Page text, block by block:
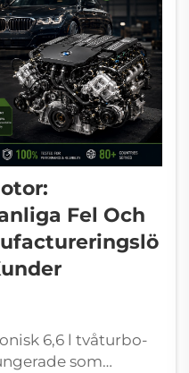
Fel Och
6,6 l tvåturbo-
som